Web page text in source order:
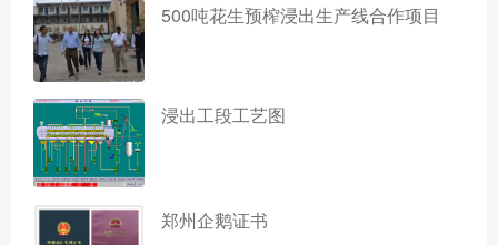
500吨花生预榨浸出生产线合作项目
浸出工段工艺图
郑州企鹅证书